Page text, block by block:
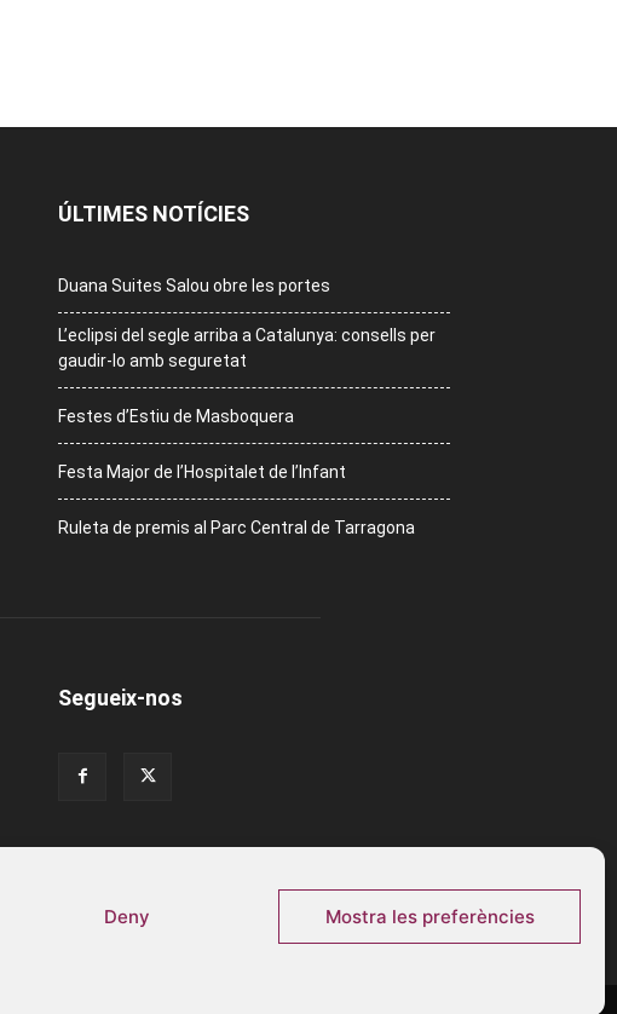
Deny Mostra les preferències
ÚLTIMES NOTÍCIES
Duana Suites Salou obre les portes
L’eclipsi del segle arriba a Catalunya: consells per
gaudir-lo amb seguretat
Festes d’Estiu de Masboquera
Festa Major de l’Hospitalet de l’Infant
Ruleta de premis al Parc Central de Tarragona
Segueix-nos